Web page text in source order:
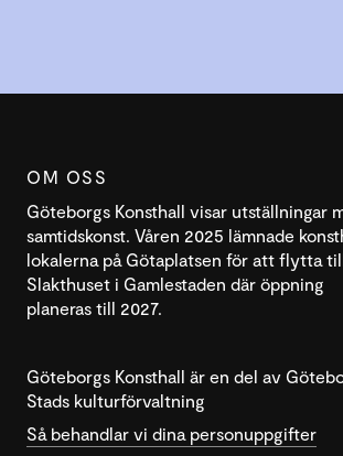
OM OSS
Göteborgs Konsthall visar utställningar
samtidskonst. Våren 2025 lämnade
lokalerna på Götaplatsen för att flytta
Slakthuset i Gamlestaden där öppning
planeras till 2027.
Göteborgs Konsthall är en del av
Stads kulturförvaltning
Så behandlar vi dina personuppgifter